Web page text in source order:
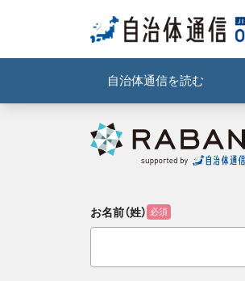
自治体通信を読む
お名前（姓） 必須